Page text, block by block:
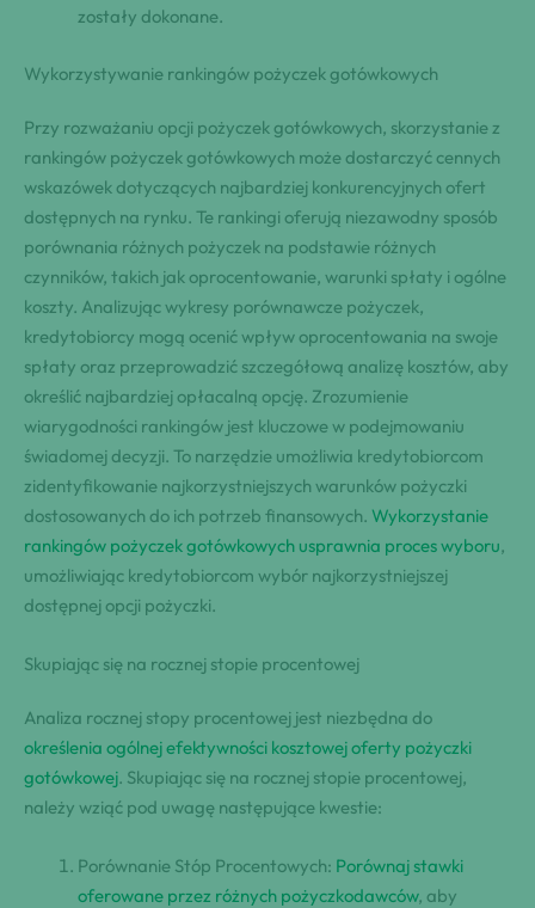
zostały dokonane.
Wykorzystywanie rankingów pożyczek gotówkowych
Przy rozważaniu opcji pożyczek gotówkowych, skorzystanie z
rankingów pożyczek gotówkowych może dostarczyć cennych
wskazówek dotyczących najbardziej konkurencyjnych ofert
dostępnych na rynku. Te rankingi oferują niezawodny sposób
porównania różnych pożyczek na podstawie różnych
czynników, takich jak oprocentowanie, warunki spłaty i ogólne
koszty. Analizując wykresy porównawcze pożyczek,
kredytobiorcy mogą ocenić wpływ oprocentowania na swoje
spłaty oraz przeprowadzić szczegółową analizę kosztów, aby
określić najbardziej opłacalną opcję. Zrozumienie
wiarygodności rankingów jest kluczowe w podejmowaniu
świadomej decyzji. To narzędzie umożliwia kredytobiorcom
zidentyfikowanie najkorzystniejszych warunków pożyczki
dostosowanych do ich potrzeb finansowych. Wykorzystanie
rankingów pożyczek gotówkowych usprawnia proces wyboru,
umożliwiając kredytobiorcom wybór najkorzystniejszej
dostępnej opcji pożyczki.
Skupiając się na rocznej stopie procentowej
Analiza rocznej stopy procentowej jest niezbędna do
określenia ogólnej efektywności kosztowej oferty pożyczki
gotówkowej. Skupiając się na rocznej stopie procentowej,
należy wziąć pod uwagę następujące kwestie:
Porównanie Stóp Procentowych: Porównaj stawki
oferowane przez różnych pożyczkodawców, aby